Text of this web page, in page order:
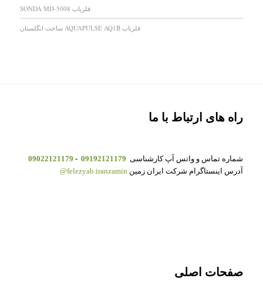
فلزیاب SONDA MD-5008
فلزیاب AQUAPULSE AQ1B ساخت انگلستان
راه های ارتباط با ما
شماره تماس و واتس آپ کارشناسی 09192121179
-
09022121179
آدرس اینستاگرام شرکت ایران زمین felezyab.iranzamin@
صفحات اصلی